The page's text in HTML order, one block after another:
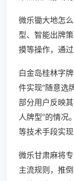
微乐锄大地怎
型、智能出牌
摸等操作，通
白金岛桂林字
件实现“随意选
部分用户反映
人牌型”的情况
等技术手段实现
微乐甘肃麻将
主流规则，推